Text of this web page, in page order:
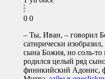
0 0
– Ты, Иван, – говорил
сатирически
сына Божия, но соль-
родился целый ряд
финикийский Адонис,